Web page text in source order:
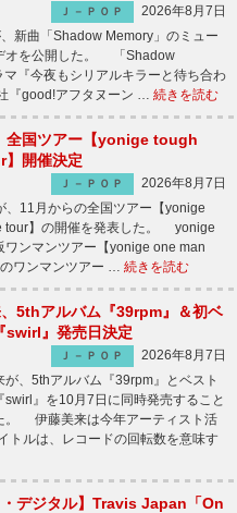
Ｊ－ＰＯＰ
2026年8月7日
新曲「Shadow Memory」のミュー
オを公開した。 「Shadow
『今夜もシリアルキラーと待ち合わ
『good!アフタヌーン … 続きを読む
全国ツアー【yonige tough
開催決定
Ｊ－ＰＯＰ
2026年8月7日
11月からの全国ツアー【yonige
tour】の開催を発表した。 yonige
ワンマンツアー【yonige one man
ワンマンツアー … 続きを読む
5thアルバム『39rpm』＆初ベ
swirl』発売日決定
Ｊ－ＰＯＰ
2026年8月7日
、5thアルバム『39rpm』とベスト
swirl』を10月7日に同時発売すること
。 伊藤美来は今年アーティスト活
トルは、レコードの回転数を意味す
・デジタル】Travis Japan「On